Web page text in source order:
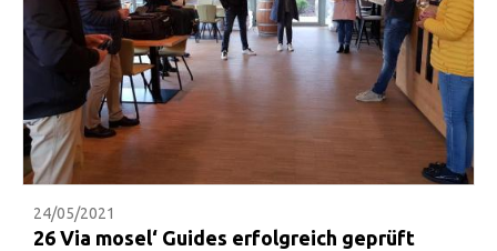
24/05/2021
26 Via mosel‘ Guides erfolgreich geprüft